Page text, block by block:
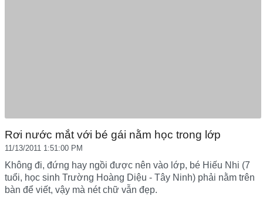
Rơi nước mắt với bé gái nằm học trong lớp
11/13/2011 1:51:00 PM
Không đi, đứng hay ngồi được nên vào lớp, bé Hiếu Nhi (7
tuổi, học sinh Trường Hoàng Diệu - Tây Ninh) phải nằm trên
bàn để viết, vậy mà nét chữ vẫn đẹp.